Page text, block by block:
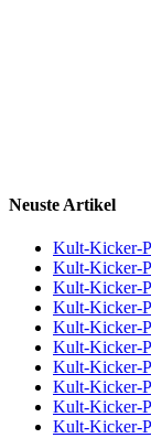
Neuste Artikel
Kult-Kicker-
Kult-Kicker-
Kult-Kicker-
Kult-Kicker-
Kult-Kicker-
Kult-Kicker-
Kult-Kicker-
Kult-Kicker-
Kult-Kicker-
Kult-Kicker-